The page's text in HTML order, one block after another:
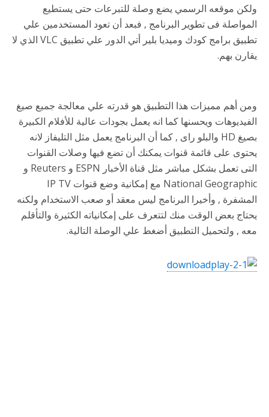
ولكن موقعه الرسمي يضع وصلة للتبرعات حتى يستطيع
المواصلة فى تطوير البرنامج , فبعد أن تعود المستخدمين علي
تطبيق برامج كودك وميديا بلير أتي الدور علي تطبيق VLC الذي لا
يقارن بهم.
ومن أهم مميزات هذا التطبيق هو قدرته علي معالجة جميع صيغ
الفيديوهات ويحسنها كما انه يعمل بجودات عالية للأفلام الكبيرة
بصيغ HD والبلو راى , كما أن البرنامج يعمل مثل التليفاز لانه
يحتوى على قائمة قنوات يمكنك أن تضع فيها وصلات القنوات
التى تعمل بشكل مباشر مثل قناة الأخبار ESPN و Reuters و
National Geographic مع إمكانية وضع قنوات IP TV
المشفرة , وأخيرا البرنامج ليس معقد أو صعب الاستخدام ولكنه
يحتاج بعض الوقت منك لتتعرف على إمكانياته الكثيرة والتأقلم
معه , ولتحميل التطبيق أضغط علي الوصلة التالية.